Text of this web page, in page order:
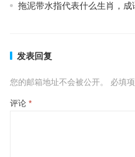
拖泥带水指代表什么生肖，成
发表回复
您的邮箱地址不会被公开。 必填
评论 *